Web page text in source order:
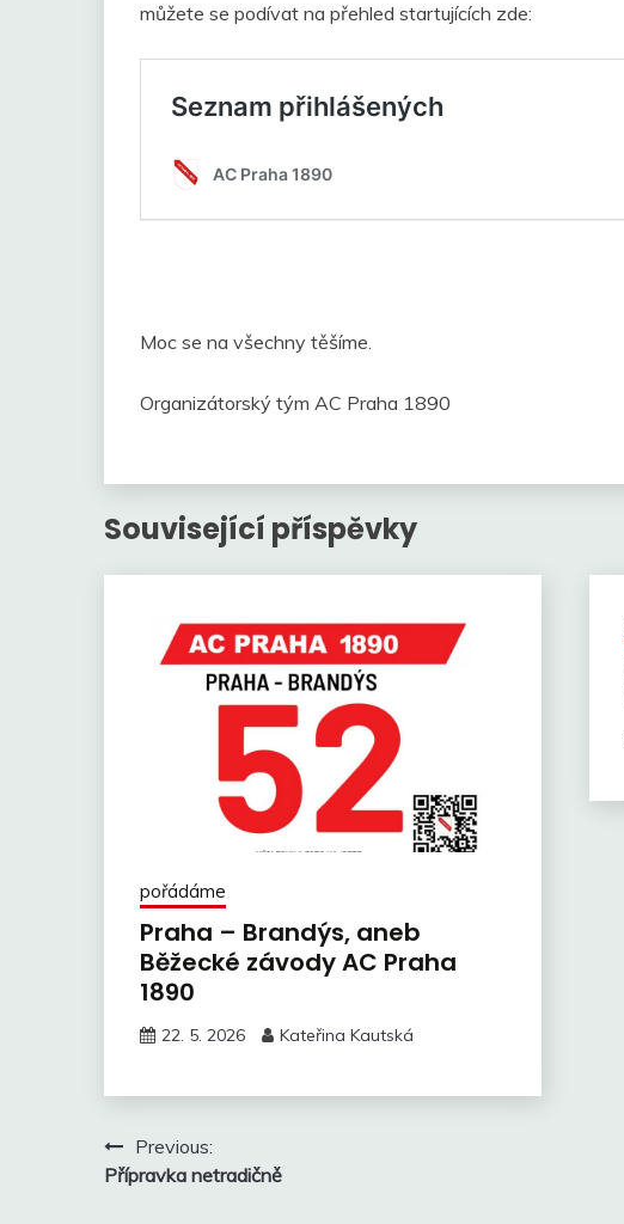
můžete se podívat na přehled startujících zde:
Moc se na všechny těšíme.
Organizátorský tým AC Praha 1890
Související příspěvky
pořádáme
Praha – Brandýs, aneb
Běžecké závody AC Praha
1890
22. 5. 2026 Kateřina Kautská
Navigace
pro
Previous:
Přípravka netradičně